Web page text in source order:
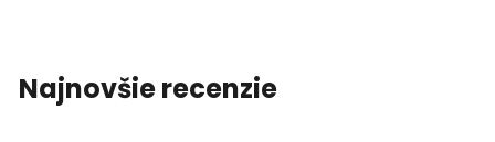
Najnovšie recenzie